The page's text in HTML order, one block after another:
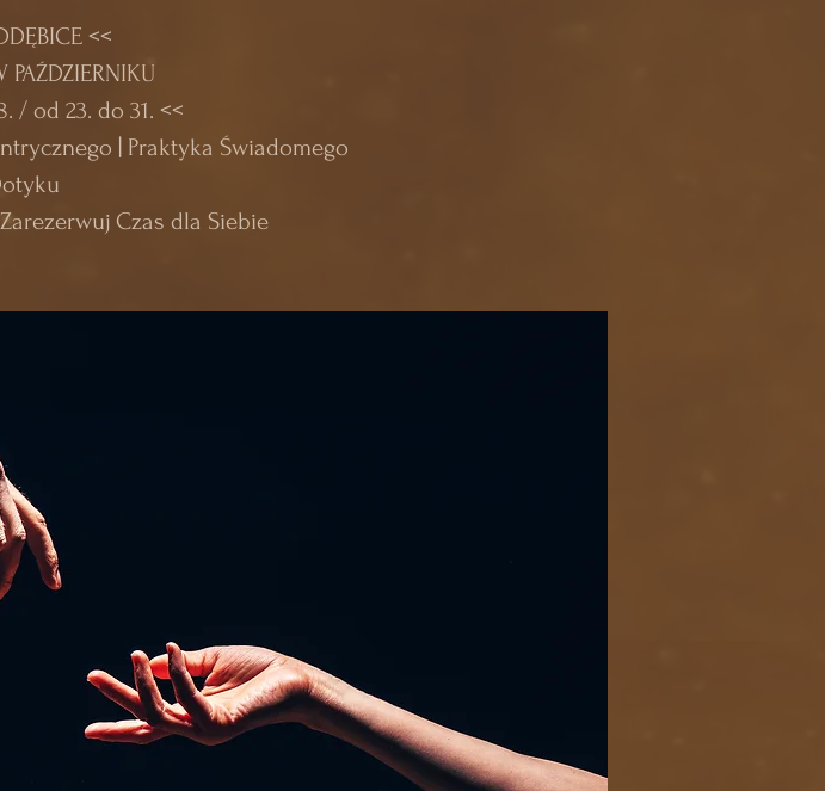
<<
PAŹDZIERNIKU
/ od 23. do 31. <<
| Praktyka Świadomego
Czas dla Siebie